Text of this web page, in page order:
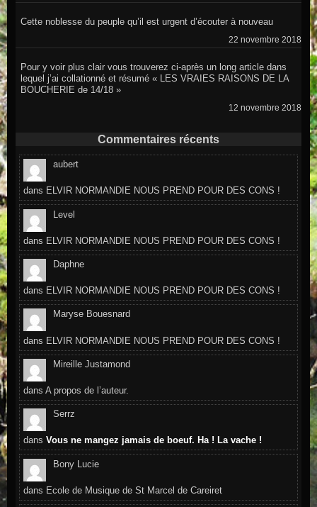
Cette noblesse du peuple qu’il est urgent d’écouter à nouveau
22 novembre 2018
Pour y voir plus clair vous trouverez ci-après un long article dans
lequel j’ai collationné et résumé « LES VRAIES RAISONS DE LA
BOUCHERIE de 14/18 »
12 novembre 2018
Commentaires récents
aubert
dans ELVIR NORMANDIE NOUS PREND POUR DES CONS !
Level
dans ELVIR NORMANDIE NOUS PREND POUR DES CONS !
Daphne
dans ELVIR NORMANDIE NOUS PREND POUR DES CONS !
Maryse Bouesnard
dans ELVIR NORMANDIE NOUS PREND POUR DES CONS !
Mireille Justamond
dansA propos de l’auteur.
Serrz
dansVous ne mangez jamais de boeuf. Ha ! La vache !
Bony Lucie
dans Ecole de Musique de St Marcel de Careiret